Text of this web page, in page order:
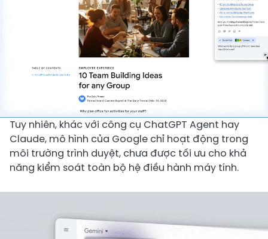
Tuy nhiên, khác với công cụ ChatGPT Agent hay
Claude, mô hình của Google chỉ hoạt động trong
môi trường trình duyệt, chưa được tối ưu cho khả
năng kiểm soát toàn bộ hệ điều hành máy tính.